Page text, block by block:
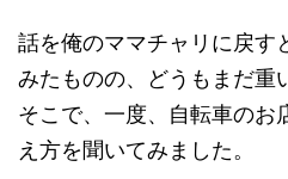
話を俺のママチャリに戻す
みたものの、どうもまだ重
そこで、一度、自転車のお
え方を聞いてみました。